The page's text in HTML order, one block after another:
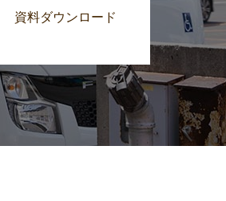
資料ダウンロード